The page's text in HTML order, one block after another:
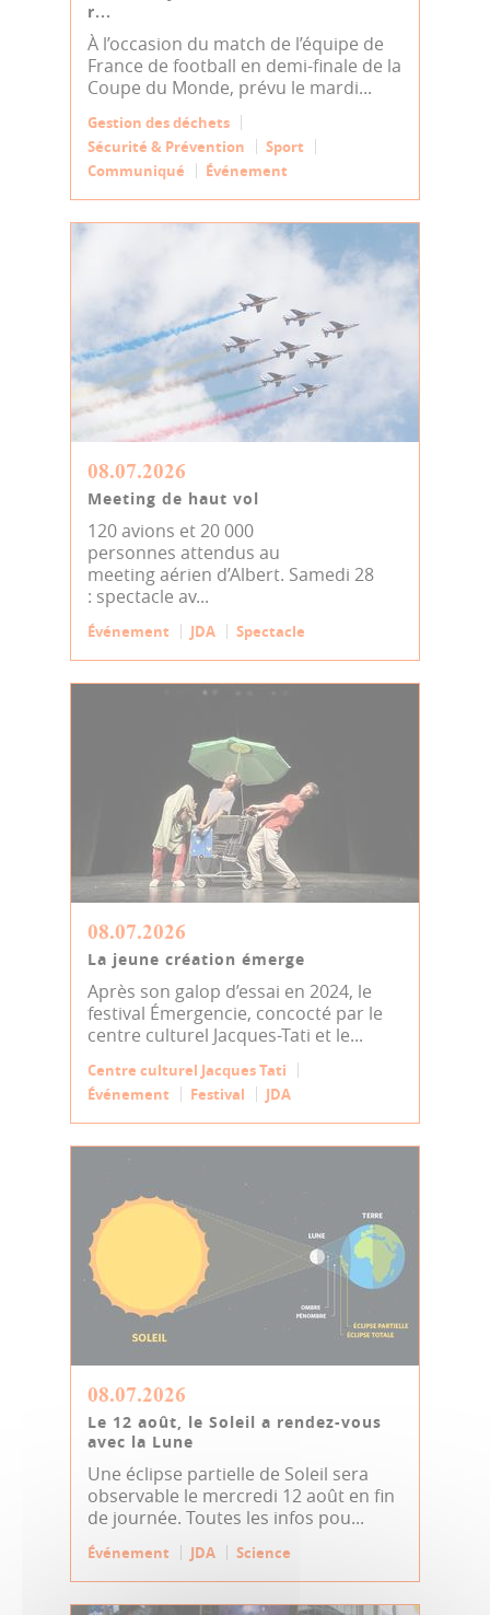
r...
À l’occasion du match de l’équipe de
France de football en demi-finale de la
Coupe du Monde, prévu le mardi...
Gestion des déchets
Sécurité & Prévention
Sport
Communiqué
Événement
08.07.2026
Meeting de haut vol
120 avions et 20 000
personnes attendus au
meeting aérien d’Albert. Samedi 28
: spectacle av...
Événement JDA Spectacle
08.07.2026
La jeune création émerge
Après son galop d’essai en 2024, le
festival Émergencie, concocté par le
centre culturel Jacques-Tati et le...
Centre culturel Jacques Tati
Événement
Festival JDA
08.07.2026
Le 12 août, le Soleil a rendez-vous
avec la Lune
Une éclipse partielle de Soleil sera
observable le mercredi 12 août en fin
de journée. Toutes les infos pou...
Événement JDA Science